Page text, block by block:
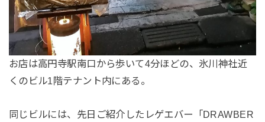
お店は高円寺駅南口から歩いて4分ほどの、氷川神社近
くのビル1階テナント内にある。
同じビルには、先日ご紹介したレゲエバー「DRAWBER